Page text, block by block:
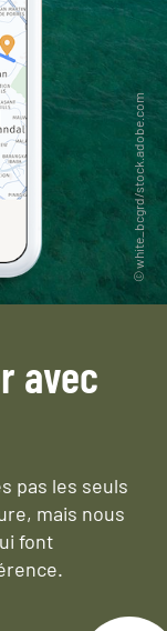
avec
pas les seuls
mais nous
font